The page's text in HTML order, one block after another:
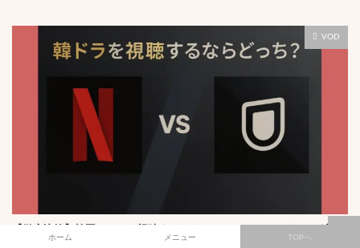
VOD
ホーム メニュー TOPへ